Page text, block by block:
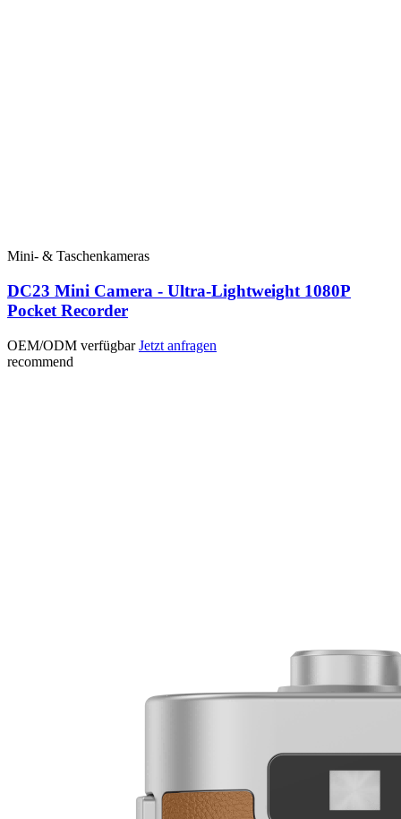
Mini- & Taschenkameras
DC23 Mini Camera - Ultra-Lightweight 1080P
Pocket Recorder
OEM/ODM verfügbar Jetzt anfragen
recommend